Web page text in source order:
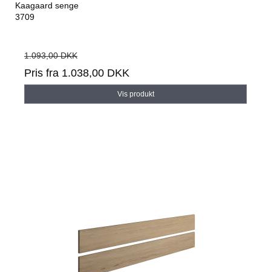
Kaagaard senge
3709
1.093,00 DKK
Pris fra 1.038,00 DKK
Vis produkt